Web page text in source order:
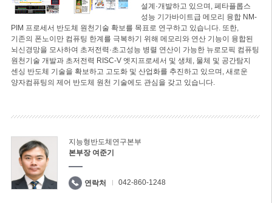
설계·개발하고 있으며, 페타플롭스
성능 기가바이트급 메모리 융합 NM-
PIM 프로세서 반도체 원천기술 확보를 목표로 연구하고 있습니다. 또한,
기존의 폰노이만 컴퓨팅 한계를 극복하기 위해 메모리와 연산 기능이 융합된
뇌신경망을 모사하여 초저전력·초고성능 병렬 연산이 가능한 뉴로모픽 컴퓨팅
원천기술 개발과 초저전력 RISC-V 엣지프로세서 및 생체, 물체 및 공간탐지
센싱 반도체 기술을 확보하고 고도화 및 산업화를 추진하고 있으며, 새로운
양자컴퓨팅의 제어 반도체 원천 기술에도 관심을 갖고 있습니다.
지능형반도체연구본부
본부장 여준기
연락처 042-860-1248